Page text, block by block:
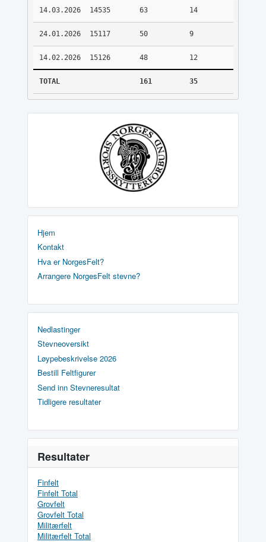
14.03.2026 14535 63 14
24.01.2026 15117 50 9
14.02.2026 15126 48 12
TOTAL 161 35
Hjem
Kontakt
Hva er NorgesFelt?
Arrangere NorgesFelt stevne?
Nedlastinger
Stevneoversikt
Løypebeskrivelse 2026
Bestill Feltfigurer
Send inn Stevneresultat
Tidligere resultater
Resultater
Finfelt
Finfelt Total
Grovfelt
Grovfelt Total
Militærfelt
Militærfelt Total